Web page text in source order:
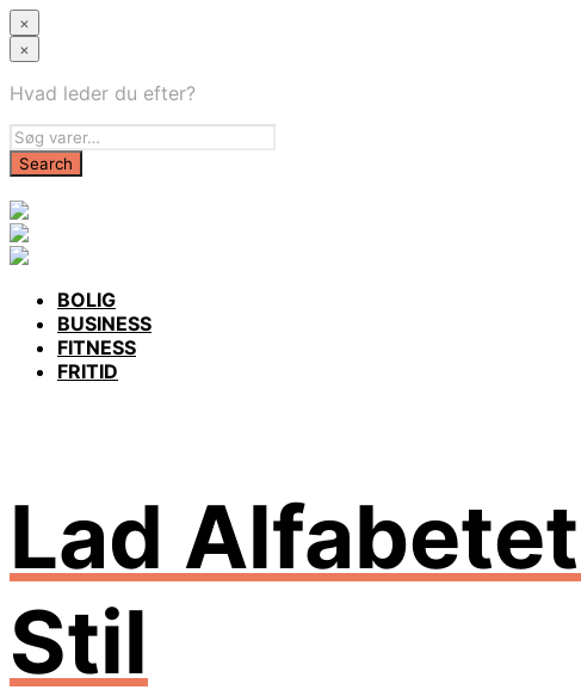
×
×
Hvad leder du efter?
BOLIG
BUSINESS
FITNESS
FRITID
Lad
Stil